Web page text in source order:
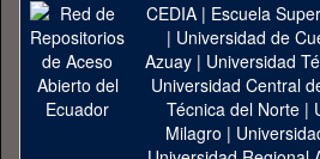
CEDIA| Escuela
| Universidad de
Azuay| Universidad
Universidad Central
Técnica del Norte |
Milagro |